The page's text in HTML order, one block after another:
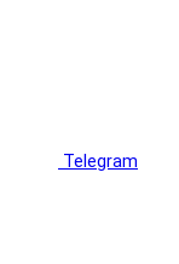
Telegram